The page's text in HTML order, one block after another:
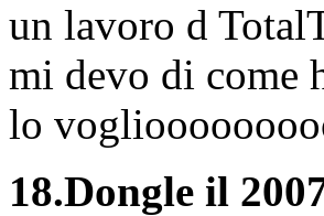
un lavoro d
mi devo di come
lo
18.Dongle il